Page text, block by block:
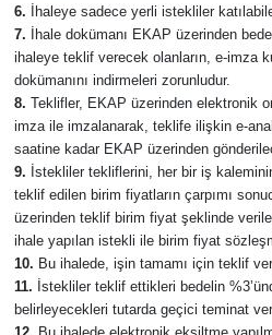
6. İhaleye sadece yerli istekliler
7. İhale dokümanı EKAP üzerinden
ihaleye teklif verecek olanların, e-imza
dokümanını indirmeleri zorunludur.
8. Teklifler, EKAP üzerinden elektronik
imza ile imzalanarak, teklife ilişkin e-
saatine kadar EKAP üzerinden
9. İstekliler tekliflerini, her bir iş
teklif edilen birim fiyatların çarpımı
üzerinden teklif birim fiyat şeklinde
ihale yapılan istekli ile birim fiyat
10. Bu ihalede, işin tamamı için teklif
11. İstekliler teklif ettikleri bedelin
belirleyecekleri tutarda geçici teminat